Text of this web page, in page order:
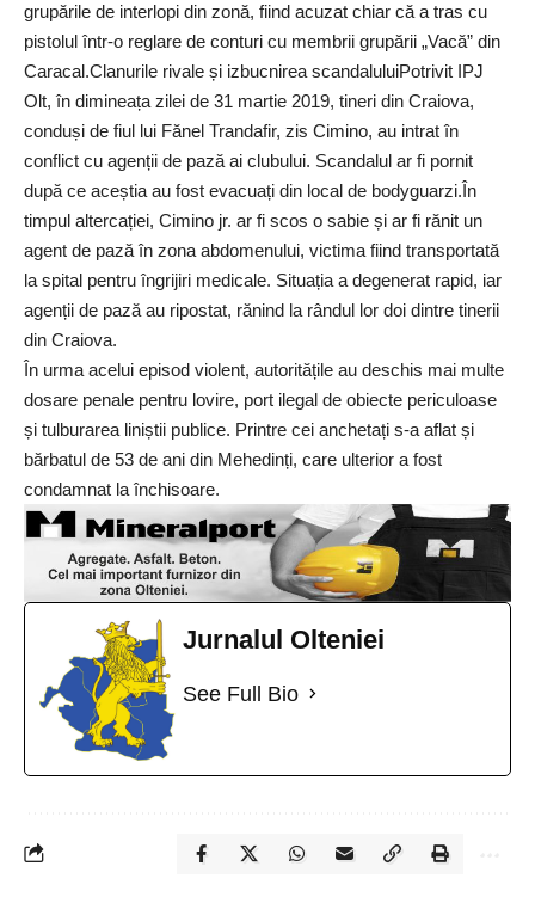
grupările de interlopi din zonă, fiind acuzat chiar că a tras cu
pistolul într-o reglare de conturi cu membrii grupării „Vacă” din
Caracal.Clanurile rivale și izbucnirea scandaluluiPotrivit IPJ
Olt, în dimineața zilei de 31 martie 2019, tineri din Craiova,
conduși de fiul lui Fănel Trandafir, zis Cimino, au intrat în
conflict cu agenții de pază ai clubului. Scandalul ar fi pornit
după ce aceștia au fost evacuați din local de bodyguarzi.În
timpul altercației, Cimino jr. ar fi scos o sabie și ar fi rănit un
agent de pază în zona abdomenului, victima fiind transportată
la spital pentru îngrijiri medicale. Situația a degenerat rapid, iar
agenții de pază au ripostat, rănind la rândul lor doi dintre tinerii
din Craiova.
În urma acelui episod violent, autoritățile au deschis mai multe
dosare penale pentru lovire, port ilegal de obiecte periculoase
și tulburarea liniștii publice. Printre cei anchetați s-a aflat și
bărbatul de 53 de ani din Mehedinți, care ulterior a fost
condamnat la închisoare.
Jurnalul Olteniei
See Full Bio